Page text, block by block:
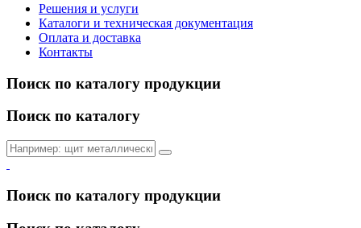
Решения и услуги
Каталоги и техническая документация
Оплата и доставка
Контакты
Поиск по каталогу продукции
Поиск по каталогу
Поиск по каталогу продукции